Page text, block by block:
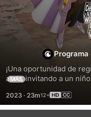
I
Programa
¡Una oportunidad de
abre, invitando a un
desconocido. Al otro
artefactos invaluables y
MÁS
2023 · 23m